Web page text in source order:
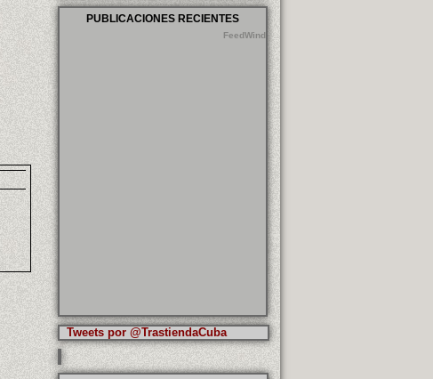
PUBLICACIONES RECIENTES
FeedWind
Tweets por @TrastiendaCuba